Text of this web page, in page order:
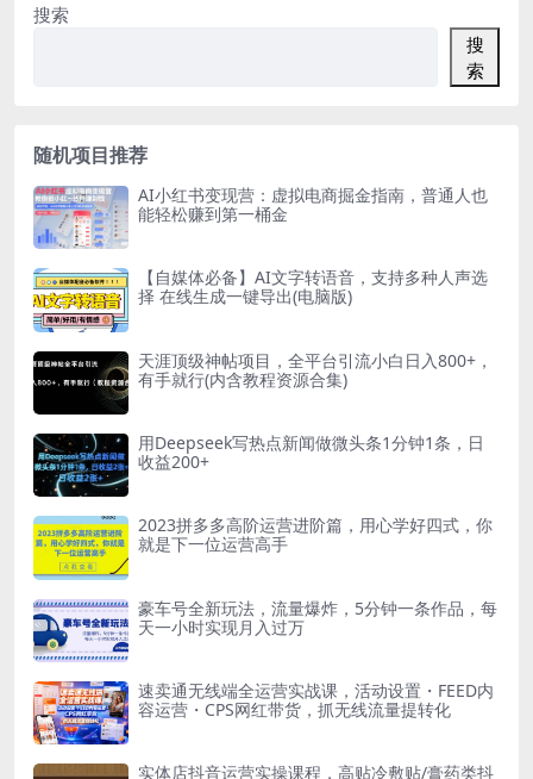
搜索
搜
索
随机项目推荐
AI小红书变现营：虚拟电商掘金指南，普通人也
能轻松赚到第一桶金
【自媒体必备】AI文字转语音，支持多种人声选
择 在线生成一键导出(电脑版)
天涯顶级神帖项目，全平台引流小白日入800+，
有手就行(内含教程资源合集)
用Deepseek写热点新闻做微头条1分钟1条，日
收益200+
2023拼多多高阶运营进阶篇，用心学好四式，你
就是下一位运营高手
豪车号全新玩法，流量爆炸，5分钟一条作品，每
天一小时实现月入过万
速卖通无线端全运营实战课，活动设置・FEED内
容运营・CPS网红带货，抓无线流量提转化
实体店抖音运营实操课程，高贴冷敷贴/膏药类抖